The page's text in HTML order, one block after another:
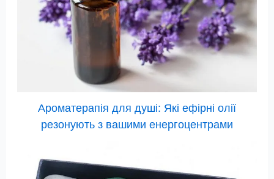
Ароматерапія для душі: Які ефірні олії
резонують з вашими енергоцентрами